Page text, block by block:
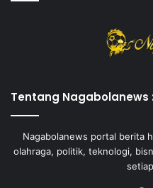
Tentang Nagabolanews :
Nagabolanews portal berita
olahraga, politik, teknologi,